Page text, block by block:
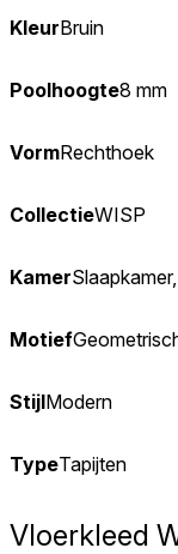
KleurBruin
Poolhoogte8 mm
VormRechthoek
CollectieWISP
Kamer
Motief
StijlModern
TypeTapijten
Vloerkleed